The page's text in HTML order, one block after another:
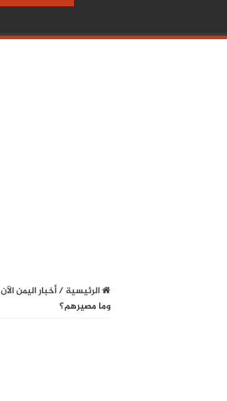
الرئيسية/أخبار اليمن الآن
وما مصيرهم؟